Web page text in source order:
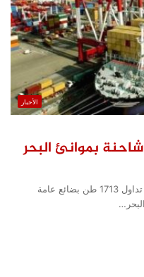
الأخبار
تداول 1713 طن بضائع و332 شاحنة بموانئ البحر
شهدت موانئ البحر الأحمر اليوم الثلاثاء تداول 1713 طن بضائع عامة